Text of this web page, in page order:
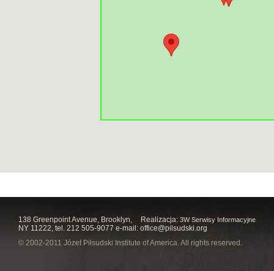
Realizacja: 3W Serwisy Informacyjne
138 Greenpoint Avenue, Brooklyn,
NY 11222, tel. 212 505-9077 e-mail: office@pilsudski.org
© 2002-2011 Józef Piłsudski Institute of America. All rights reserved.